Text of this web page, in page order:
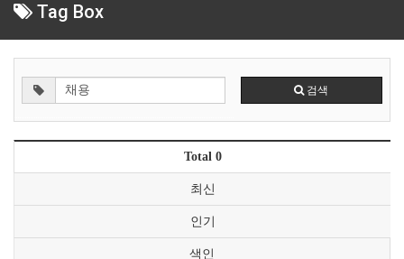
Tag Box
검색
Total 0
최신
인기
색인